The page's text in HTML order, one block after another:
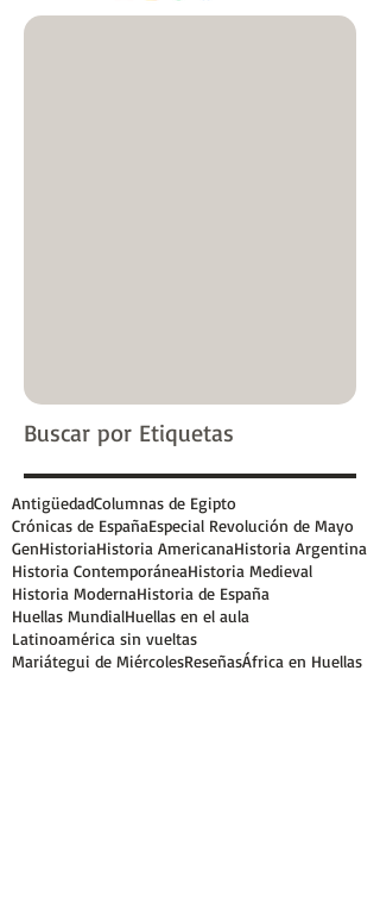
Buscar por Etiquetas
AntigüedadColumnas de Egipto
Crónicas de EspañaEspecial Revolución de Mayo
GenHistoriaHistoria AmericanaHistoria Argentina
Historia ContemporáneaHistoria Medieval
Historia ModernaHistoria de España
Huellas MundialHuellas en el aula
Latinoamérica sin vueltas
Mariátegui de MiércolesReseñasÁfrica en Huellas